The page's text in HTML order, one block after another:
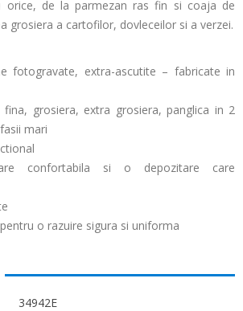
orice, de la parmezan ras fin si coaja de
grosiera a cartofilor, dovleceilor si a verzei.
fotogravate, extra-ascutite – fabricate in
fina, grosiera, extra grosiera, panglica in 2
mari
confortabila si o depozitare care
o razuire sigura si uniforma
34942E